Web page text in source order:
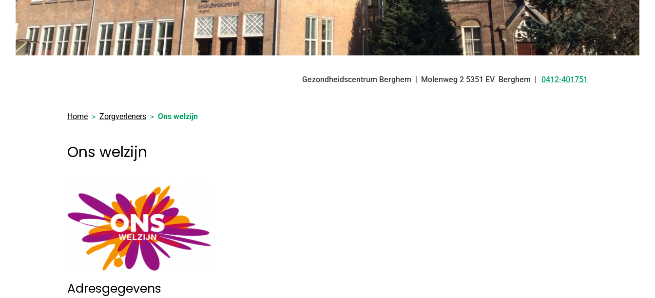
Gezondheidscentrum Berghem Molenweg 2 5351 EV Berghem Tel:
0412-401751
Home Zorgverleners Ons welzijn
Ons welzijn
Adresgegevens